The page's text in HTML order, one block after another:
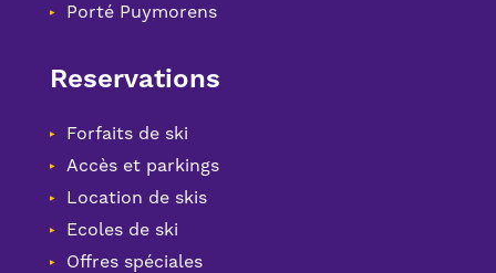
Porté Puymorens
Reservations
Forfaits de ski
Accès et parkings
Location de skis
Ecoles de ski
Offres spéciales